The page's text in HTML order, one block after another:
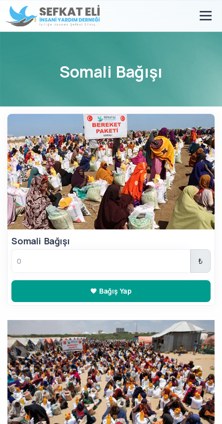
Somali Bağışı
Somali Bağışı
₺
Bağış Yap